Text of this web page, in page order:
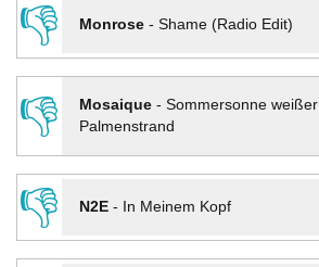
👎
Monrose- Shame (Radio Edit)
👎
Mosaique- Sommersonne weißer
Palmenstrand
👎
N2E- In Meinem Kopf